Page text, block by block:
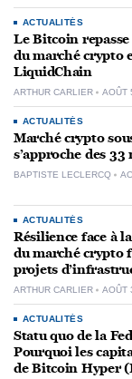
ACTUALITÉS
Le Bitcoin
du marché crypto
LiquidChain
ARTHUR CARLIER AOÛT
ACTUALITÉS
Marché crypto
s’approche des
BAPTISTE LECLERCQ
ACTUALITÉS
Résilience face à
du marché crypto
projets
ARTHUR CARLIER AOÛT
ACTUALITÉS
Statu quo de la
Pourquoi les
de Bitcoin Hyper